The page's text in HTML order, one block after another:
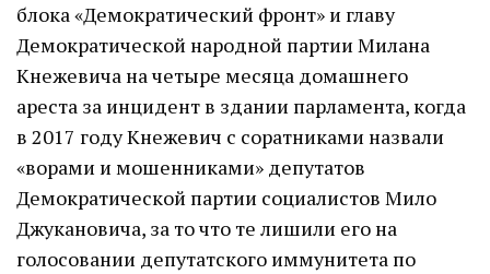
блока «Демократический фронт» и главу
Демократической народной партии Милана
Кнежевича на четыре месяца домашнего
ареста за инцидент в здании парламента, когда
в 2017 году Кнежевич с соратниками назвали
«ворами и мошенниками» депутатов
Демократической партии социалистов Мило
Джукановича, за то что те лишили его на
голосовании депутатского иммунитета по